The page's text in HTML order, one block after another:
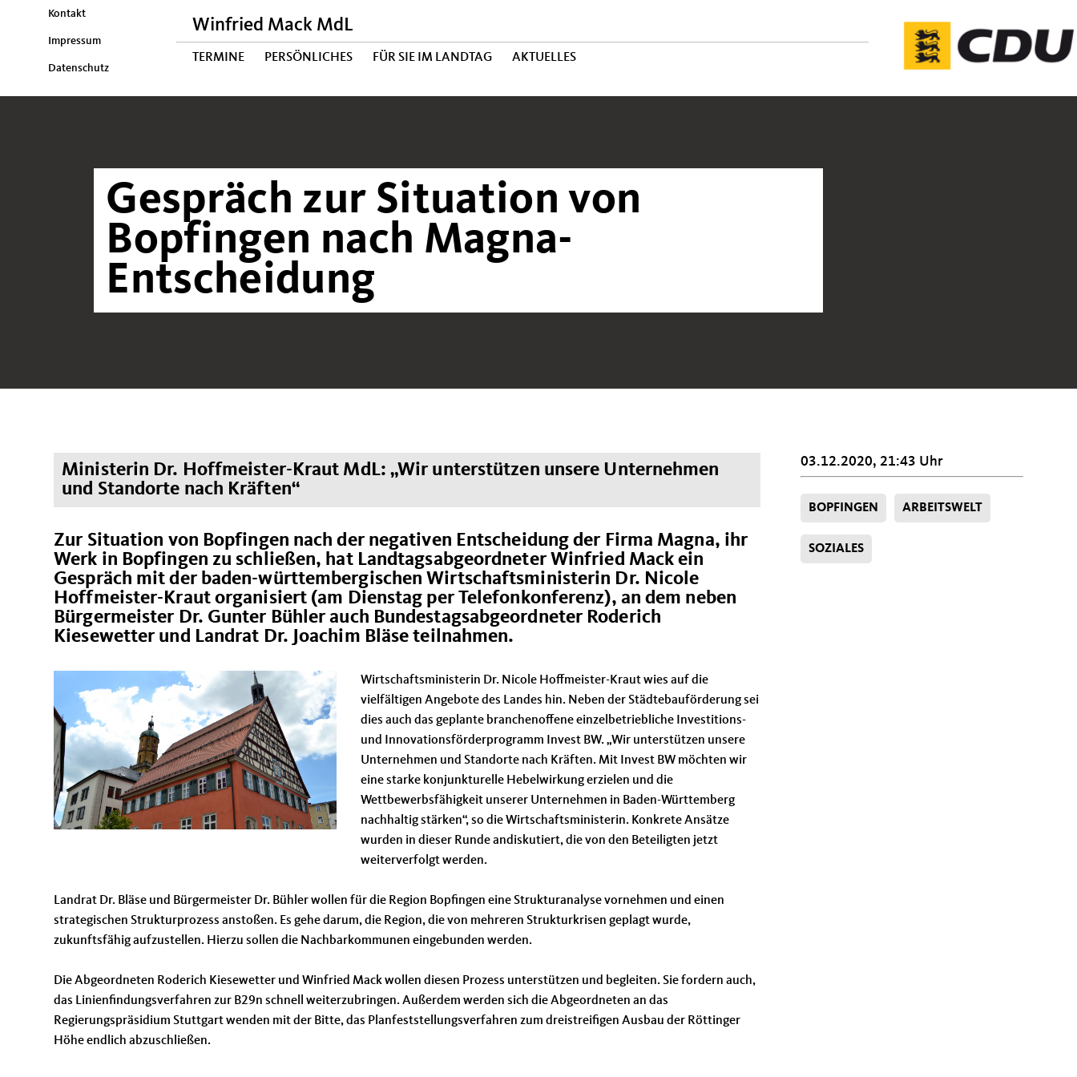
Kontakt
Impressum
Datenschutz
Winfried Mack MdL
TERMINE PERSÖNLICHES FÜR SIE IM LANDTAG AKTUELLES
Gespräch zur Situation von
Bopfingen nach Magna-
Entscheidung
Ministerin Dr. Hoffmeister-Kraut MdL: „Wir unterstützen unsere Unternehmen
und Standorte nach Kräften“
Zur Situation von Bopfingen nach der negativen Entscheidung der Firma Magna, ihr
Werk in Bopfingen zu schließen, hat Landtagsabgeordneter Winfried Mack ein
Gespräch mit der baden-württembergischen Wirtschaftsministerin Dr. Nicole
Hoffmeister-Kraut organisiert (am Dienstag per Telefonkonferenz), an dem neben
Bürgermeister Dr. Gunter Bühler auch Bundestagsabgeordneter Roderich
Kiesewetter und Landrat Dr. Joachim Bläse teilnahmen.
Wirtschaftsministerin Dr. Nicole Hoffmeister-Kraut wies auf die
vielfältigen Angebote des Landes hin. Neben der Städtebauförderung sei
dies auch das geplante branchenoffene einzelbetriebliche Investitions-
und Innovationsförderprogramm Invest BW. „Wir unterstützen unsere
Unternehmen und Standorte nach Kräften. Mit Invest BW möchten wir
eine starke konjunkturelle Hebelwirkung erzielen und die
Wettbewerbsfähigkeit unserer Unternehmen in Baden-Württemberg
nachhaltig stärken“, so die Wirtschaftsministerin. Konkrete Ansätze
wurden in dieser Runde andiskutiert, die von den Beteiligten jetzt
weiterverfolgt werden.
Landrat Dr. Bläse und Bürgermeister Dr. Bühler wollen für die Region Bopfingen eine Strukturanalyse vornehmen und einen
strategischen Strukturprozess anstoßen. Es gehe darum, die Region, die von mehreren Strukturkrisen geplagt wurde,
zukunftsfähig aufzustellen. Hierzu sollen die Nachbarkommunen eingebunden werden.
Die Abgeordneten Roderich Kiesewetter und Winfried Mack wollen diesen Prozess unterstützen und begleiten. Sie fordern auch,
das Linienfindungsverfahren zur B29n schnell weiterzubringen. Außerdem werden sich die Abgeordneten an das
Regierungspräsidium Stuttgart wenden mit der Bitte, das Planfeststellungsverfahren zum dreistreifigen Ausbau der Röttinger
Höhe endlich abzuschließen.
03.12.2020, 21:43 Uhr
BOPFINGEN ARBEITSWELT
SOZIALES